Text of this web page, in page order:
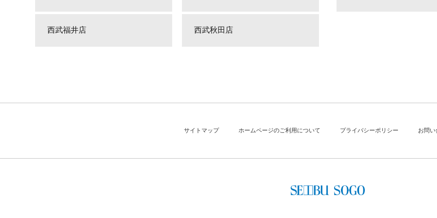
西武福井店 西武秋田店
サイトマップ ホームページのご利用について プライバシーポリシー お問